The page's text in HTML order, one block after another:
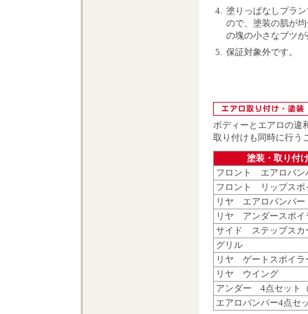
4. 塗りっぱなしプラ
ので、塗装の肌が
の塊の小さなブツ
5. 保証対象外です。
ボディーとエアロの違
取り付けも同時に行う
塗装・取り付
フロント エアロバン
フロント リップスポ
リヤ エアロバンパー
リヤ アンダースポイ
サイド ステップスカ
グリル
リヤ ゲートスポイラ
リヤ ウイング
アンダー 4点セット
エアロバンパー4点セ